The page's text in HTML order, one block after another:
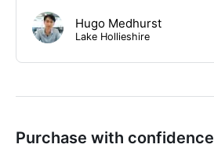
Hugo Medhurst
Lake Hollieshire
Purchase with confidence